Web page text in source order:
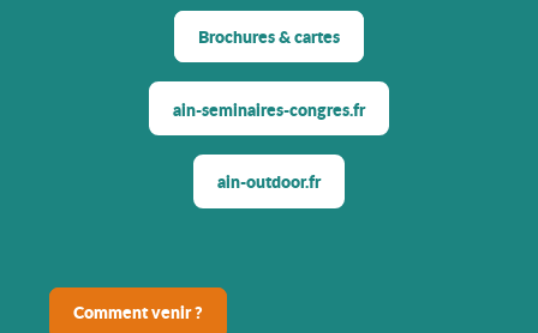
Brochures & cartes
ain-seminaires-congres.fr
ain-outdoor.fr
Comment venir ?